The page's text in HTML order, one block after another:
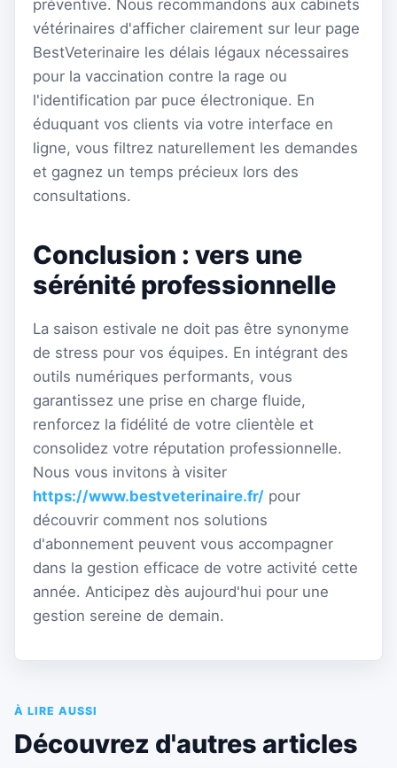
préventive. Nous recommandons aux cabinets
vétérinaires d'afficher clairement sur leur page
BestVeterinaire les délais légaux nécessaires
pour la vaccination contre la rage ou
l'identification par puce électronique. En
éduquant vos clients via votre interface en
ligne, vous filtrez naturellement les demandes
et gagnez un temps précieux lors des
consultations.
Conclusion : vers une
sérénité professionnelle
La saison estivale ne doit pas être synonyme
de stress pour vos équipes. En intégrant des
outils numériques performants, vous
garantissez une prise en charge fluide,
renforcez la fidélité de votre clientèle et
consolidez votre réputation professionnelle.
Nous vous invitons à visiter
https://www.bestveterinaire.fr/ pour
découvrir comment nos solutions
d'abonnement peuvent vous accompagner
dans la gestion efficace de votre activité cette
année. Anticipez dès aujourd'hui pour une
gestion sereine de demain.
À LIRE AUSSI
Découvrez d'autres articles